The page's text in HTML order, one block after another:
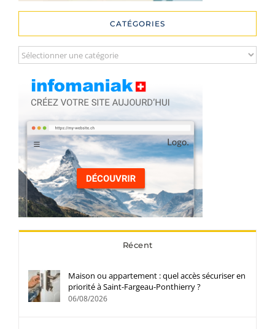
CATÉGORIES
Catégories
Récent
Maison ou appartement : quel accès sécuriser en
priorité à Saint-Fargeau-Ponthierry ?
06/08/2026